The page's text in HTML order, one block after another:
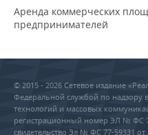
Аренда коммерческих
предпринимателей
© 2015 - 2026 Сетевое издание
Федеральной службой по надзору
технологий и массовых
регистрационный номер ЭЛ № ФС
свидетельство Эл № ФС 77-59331 от